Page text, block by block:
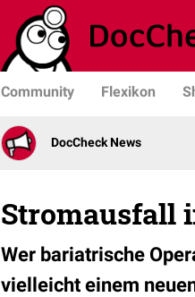
Community Flexikon
DocCheck News
Stromausfall
Wer bariatrische
vielleicht einem